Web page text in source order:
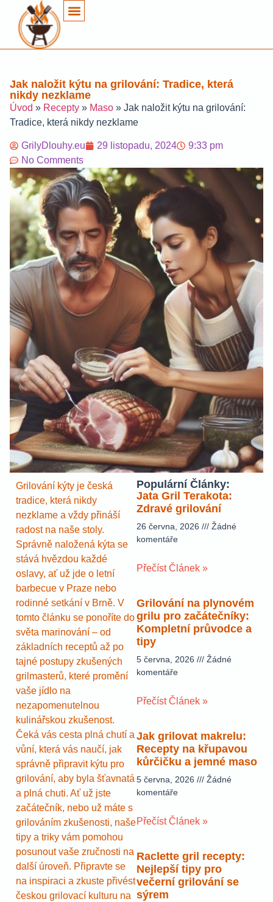
Jak naložit kýtu na grilování: Tradice, která
nikdy nezklame
Úvod » Recepty » Maso » Jak naložit kýtu na grilování:
Tradice, která nikdy nezklame
GrilyDlouhy.eu 29 listopadu, 2024
9:33 pm
No Comments
Grilování kýty je česká
tradice, která nikdy
nezklame a vždy přináší
radost na naše stoly.
Správně naložená kýta se
stává hvězdou každé
oslavy, ať už jde o letní
barbecue v Praze nebo
rodinné setkání v Brně. V
tomto článku se ponoříte do
světa marinování – od
základních receptů až po
tajné postupy zkušených
grilmasterů, které promění
vaše jídlo na
nezapomenutelnou
kulinářskou zkušenost.
Čeká vás cesta plná chutí a
vůní, která vás naučí, jak
správně připravit kýtu pro
grilování, aby byla šťavnatá
a plná chuti. Ať už jste
začátečník, nebo už máte s
grilováním zkušenosti, naše
tipy a triky vám pomohou
posunout vaše zručnosti na
další úroveň. Připravte se
na inspiraci a zkuste přivést
českou grilovací kulturu na
Populární Články:
Jata Gril Terakota:
Zdravé grilování
26 června, 2026
Žádné
komentáře
Přečíst Článek »
Grilování na plynovém
grilu pro začátečníky:
Kompletní průvodce a
tipy
5 června, 2026
Žádné
komentáře
Přečíst Článek »
Jak grilovat makrelu:
Recepty na křupavou
kůrčičku a jemné maso
5 června, 2026
Žádné
komentáře
Přečíst Článek »
Raclette gril recepty:
Nejlepší tipy pro
večerní grilování se
sýrem